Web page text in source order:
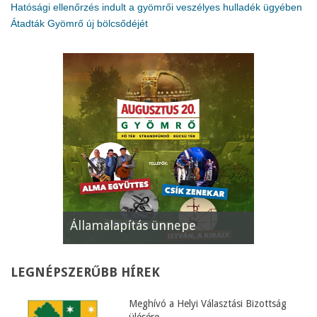
Hatósági ellenőrzés indult a gyömrői veszélyes hulladék ügyében
Átadták Gyömrő új bölcsődéjét
XII. Gyömrői Lecsófesztivál
LEGNÉPSZERŰBB HÍREK
Meghívó a Helyi Választási Bizottság